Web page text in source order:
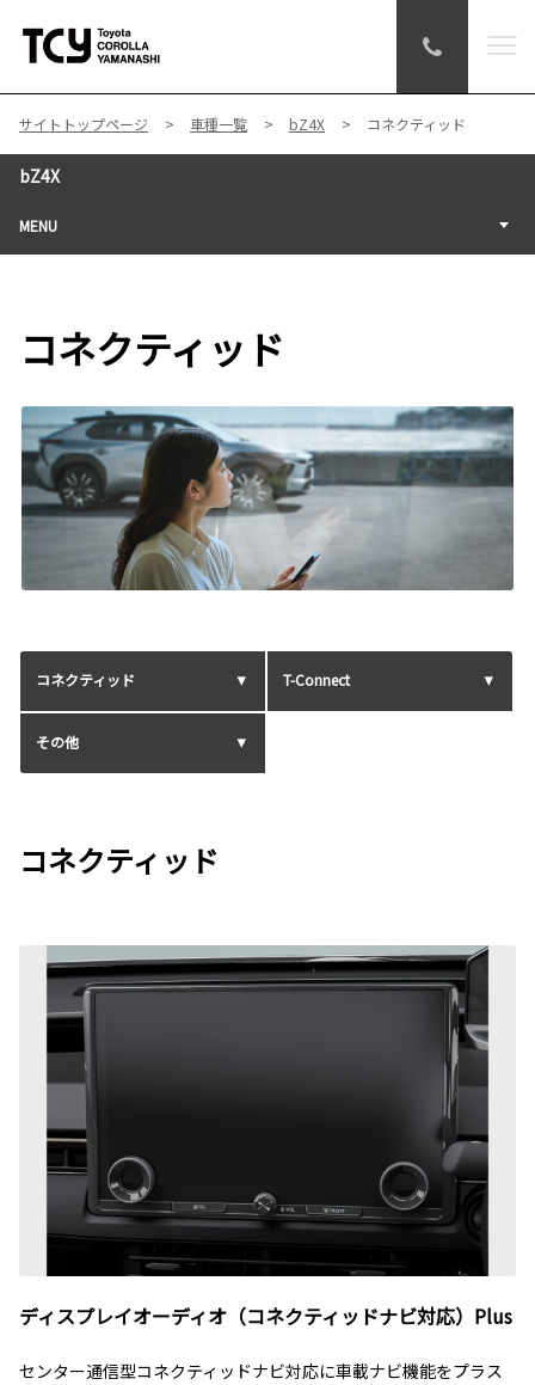
サイトトップページ 車種一覧 bZ4X コネクティッド
bZ4X
MENU
コネクティッド
コネクティッド T-Connect
その他
コネクティッド
ディスプレイオーディオ（コネクティッドナビ対応）Plus
センター通信型コネクティッドナビ対応に車載ナビ機能をプラス